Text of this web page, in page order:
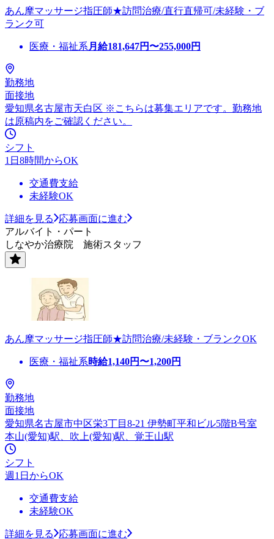
あん摩マッサージ指圧師★訪問治療/直行直帰可/未経験・ブ
ランク可
医療・福祉系 月給181,647円〜255,000円
勤務地
面接地
愛知県名古屋市天白区 ※こちらは募集エリアです。勤務地
は原稿内をご確認ください。
シフト
1日8時間からOK
交通費支給
未経験OK
詳細を見る
応募画面に進む
アルバイト・パート
しなやか治療院 施術スタッフ
あん摩マッサージ指圧師★訪問治療/未経験・ブランクOK
医療・福祉系時給1,140円〜1,200円
勤務地
面接地
愛知県名古屋市中区栄3丁目8-21 伊勢町平和ビル5階B号室
本山(愛知)駅、吹上(愛知)駅、覚王山駅
シフト
週1日からOK
交通費支給
未経験OK
詳細を見る
応募画面に進む